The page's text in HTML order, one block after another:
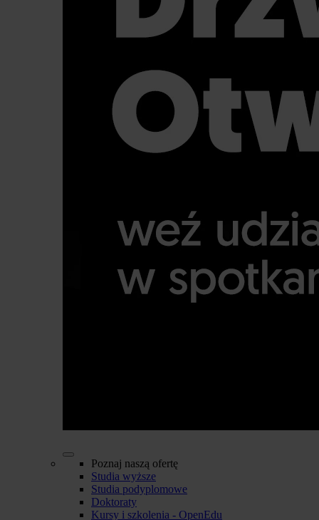
Poznaj naszą ofertę
Studia wyższe
Studia podyplomowe
Doktoraty
Kursy i szkolenia - OpenEdu